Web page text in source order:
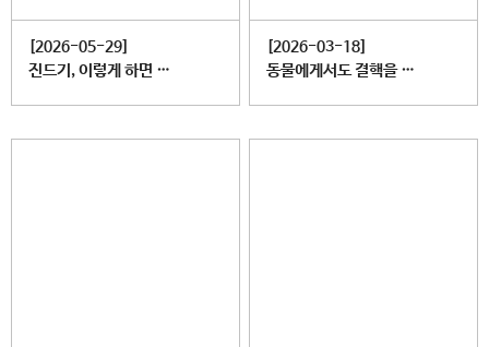
[2026-05-29]
진드기, 이렇게 하면 예방할 수 있다?!
[2026-03-18]
동물에게서도 결핵을 옮을 수 있다?! | 인수공통결핵